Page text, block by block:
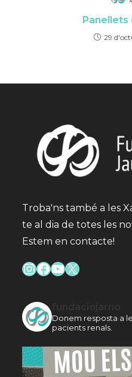
Panellets
29
Troba'ns també a les
te al dia de totes les
Estem en contacte!
Instagram
Facebook
YouTube
X
Donem resposta a
pacients renals.